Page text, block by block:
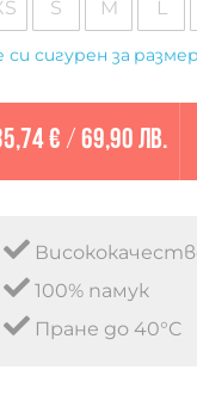
S M L
си сигурен за
€ / 69,90 лв.
100% памук
Пране до 40°C